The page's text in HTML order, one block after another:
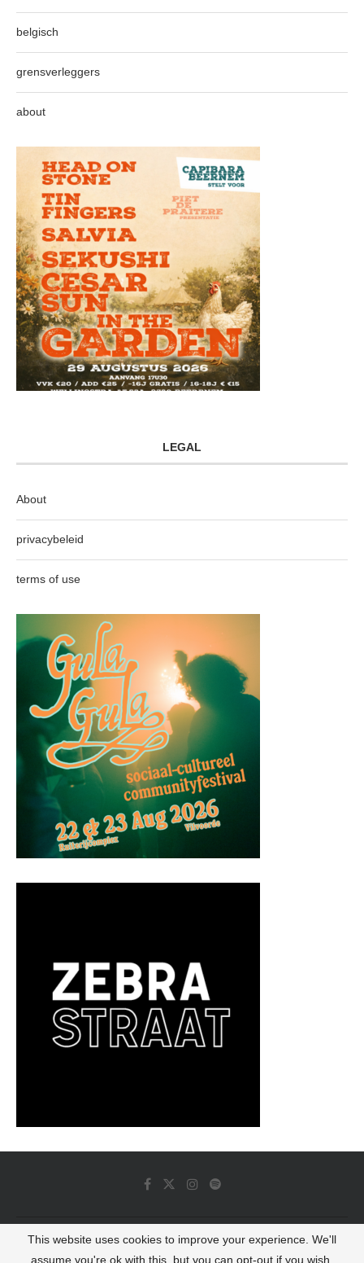
belgisch
grensverleggers
about
LEGAL
About
privacybeleid
terms of use
© 2022 - Luminous Dash All Rights Reserved
This website uses cookies to improve your experience. We'll
assume you're ok with this, but you can opt-out if you wish.